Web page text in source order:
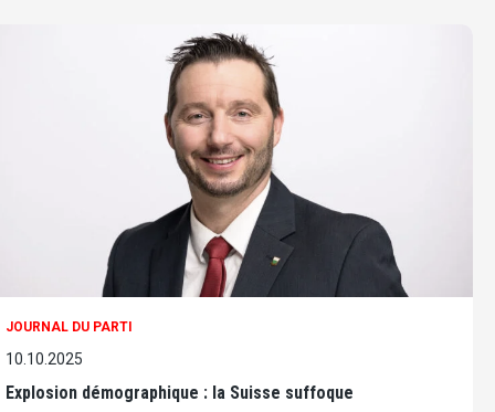
JOURNAL DU PARTI
10.10.2025
Explosion démographique : la Suisse suffoque